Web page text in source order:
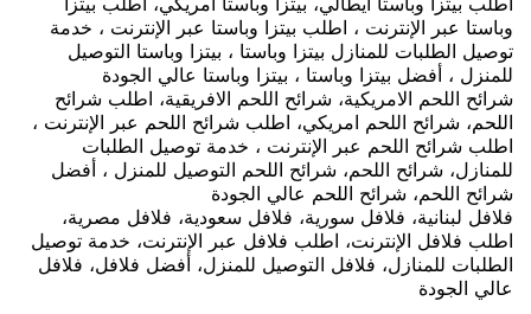
وباستا عبر الإنترنت ، اطلب بيتزا وباستا عبر الإنترنت ، خدمة
توصيل الطلبات للمنازل بيتزا وباستا ، بيتزا وباستا التوصيل
للمنزل ، أفضل بيتزا وباستا ، بيتزا وباستا عالي الجودة
شرائح اللحم الامريكية، شرائح اللحم الافريقية، اطلب شرائح
اللحم، شرائح اللحم امريكي، اطلب شرائح اللحم عبر الإنترنت ،
اطلب شرائح اللحم عبر الإنترنت ، خدمة توصيل الطلبات
للمنازل، شرائح اللحم، شرائح اللحم التوصيل للمنزل ، أفضل
شرائح اللحم، شرائح اللحم عالي الجودة
فلافل لبنانية، فلافل سورية، فلافل سعودية، فلافل مصرية،
اطلب فلافل الإنترنت، اطلب فلافل عبر الإنترنت، خدمة توصيل
الطلبات للمنازل، فلافل التوصيل للمنزل، أفضل فلافل، فلافل
عالي الجودة